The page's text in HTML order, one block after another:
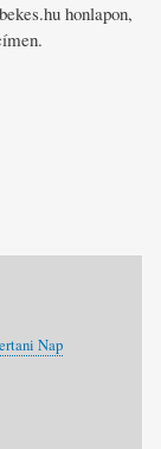
honlapon,
Nap